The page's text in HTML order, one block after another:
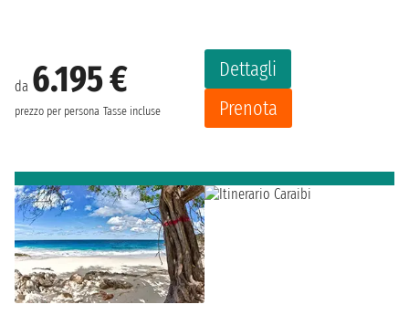
da 6.195 €
prezzo per persona Tasse incluse
Dettagli
Prenota